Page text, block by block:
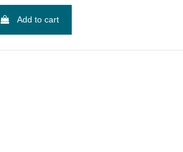
Add to cart